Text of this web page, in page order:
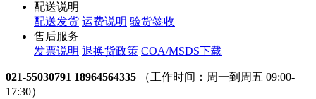
配送说明
配送发货 运费说明 验货签收
售后服务
发票说明 退换货政策 COA/MSDS下载
021-55030791 18964564335
（工作时间：周一到周五 09:00-
17:30）